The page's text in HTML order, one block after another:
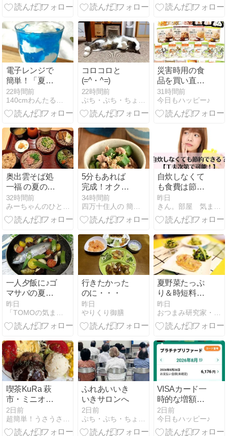
う！！
電子レンジで
簡単！「夏空
ゼリー」
22時間前
コロコロと
(=^・^=)
22時間前
災害時用の食
品を買い直し
ました
31時間前
今日もハッピー♪
奥出雲そば処
一福 の夏の涼
三彩割子
32時間前
5分もあれば
完成！オクラ
とツナの塩昆
布和え
34時間前
自炊しなくて
も食費は節約
できる！忙し
い一人暮らし
におすすめの
昨日
一人夕飯に♪ゴ
マサバの夏野
菜のアクアパ
ッツァ
昨日
行きたかった
のに・・・
昨日
やりくり御膳
夏野菜たっぷ
り＆時短料理
教室
昨日
喫茶KuRa 萩
市・ミニオム
プレート、
KuRaハンバ
ーグ、トース
2日前
ふれあいいき
いきサロンへ
2日前
VISAカード一
時的な増額の
審査が通らな
かった場合
2日前
今日もハッピー♪